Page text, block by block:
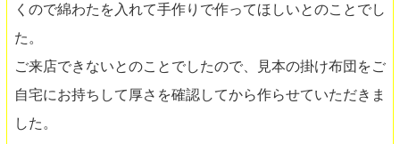
くので綿わたを入れて手作りで作ってほしいとのことでし
た。
ご来店できないとのことでしたので、見本の掛け布団をご
自宅にお持ちして厚さを確認してから作らせていただきま
した。